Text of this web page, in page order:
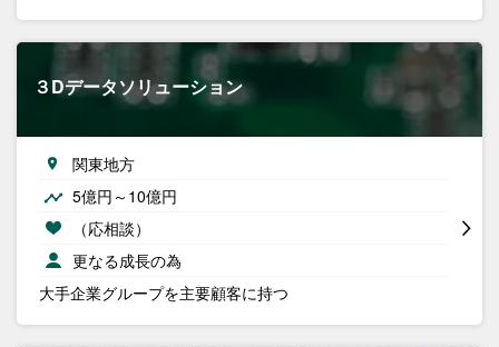
３Dデータソリューション
関東地方
5億円～10億円
（応相談）
更なる成長の為
大手企業グループを主要顧客に持つ